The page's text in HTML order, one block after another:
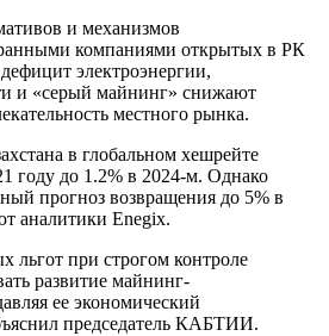
и механизмов
компаниями открытых в РК
электроэнергии,
и «серый майнинг» снижают
местного рынка.
в глобальном хешрейте
году до 1.2% в 2024-м. Однако
прогноз возвращения до 5% в
аналитики Enegix.
льгот при строгом контроле
развитие майнинг-
ее экономический
председатель КАБТИИ.